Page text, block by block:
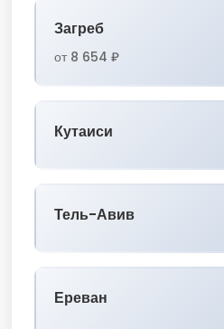
Загреб
от 8 654 ₽
Кутаиси
Тель-Авив
Ереван